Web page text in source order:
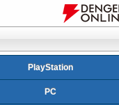
PlayStation
PC